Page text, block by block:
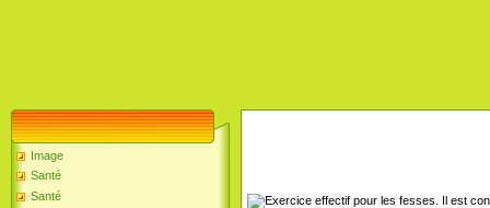
Image
Santé
Santé
Il est